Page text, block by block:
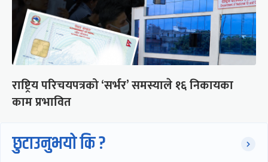
राष्ट्रिय परिचयपत्रको ‘सर्भर’ समस्याले १६ निकायका
काम प्रभावित
छुटाउनुभयो कि ?